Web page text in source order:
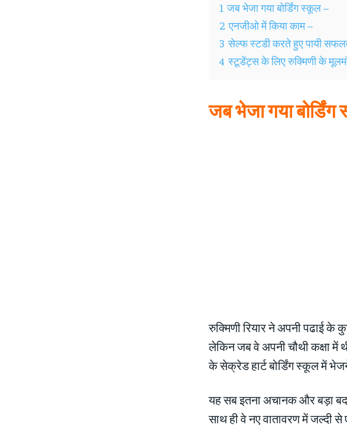
1 जब भेजा गया बोर्डिंग स्कूल –
2 एनजीओ में किया काम –
3 सेल्फ स्टडी करते हुए पायी
4 स्टूडेंट्स के लिए रुक्मिणी के
जब भेजा गया
रुक्मिणी रियार ने अपनी पढाई के
लेकिन जब वे अपनी चौथी कक्षा
के सेक्रेड हार्ट बोर्डिंग स्कूल में
यह सब इतना अचानक और बड़ा
साथ ही वे नए वातावरण में जल्दी